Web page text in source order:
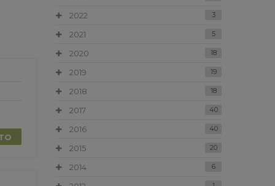
2022 3
2021 5
2020 18
2019 19
2018 18
2017 40
2016 40
2015 20
2014 6